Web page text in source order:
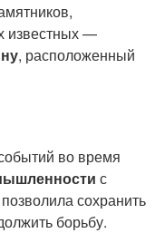
известных —
, расположенный
во время
с
сохранить
борьбу.